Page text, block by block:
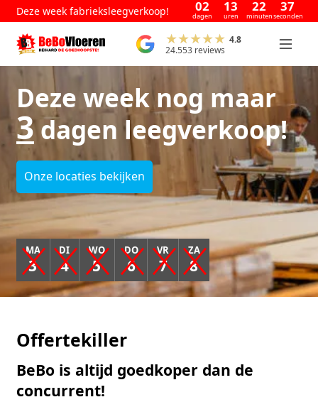
Deze week fabrieksleegverkoop! 02
dagen
13
uren
22
minuten
36
seconden
4.8
24.553 reviews
Deze week nog maar
3dagen leegverkoop!
Onze locaties bekijken
MA
3
DI
4
WO
5
DO
6
VR
7
ZA
8
Offertekiller
BeBo is altijd goedkoper dan de
concurrent!